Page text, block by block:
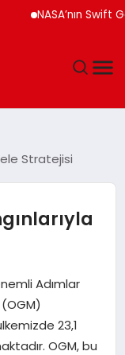
NASA’nın Swift
Stratejisi
Adımlar
23,1
OGM, bu